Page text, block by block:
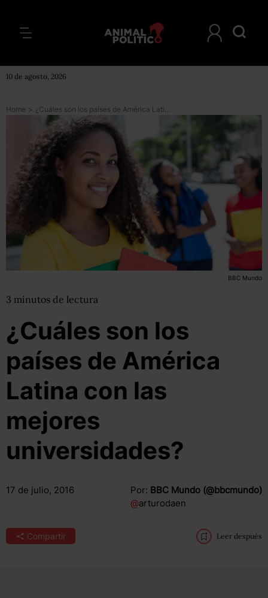
10 de agosto, 2026
Home > ¿Cuáles son los países de América Latina con las mejores universidades?
BBC Mundo
3 minutos de lectura
¿Cuáles son los
países de América
Latina con las
mejores
universidades?
17 de julio, 2016 Por: BBC Mundo (@bbcmundo)
@arturodaen
Compartir Leer después